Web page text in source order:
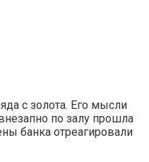
с золота. Его мысли
по залу прошла
банка отреагировали